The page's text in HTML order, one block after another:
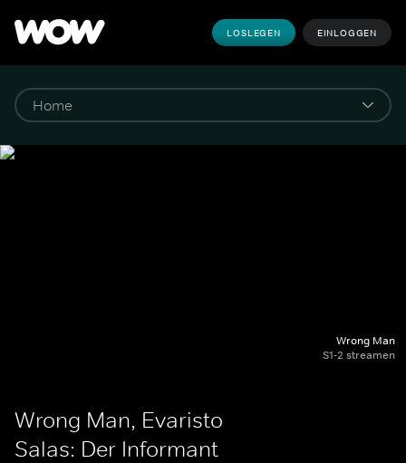
LOSLEGEN EINLOGGEN
Wrong Man
S1-2 streamen
Wrong Man, Evaristo
Salas: Der Informant